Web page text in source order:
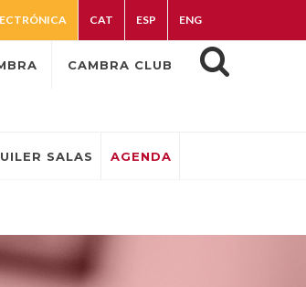
CAT ESP ENG
CAMBRA CLUB
SALAS AGENDA